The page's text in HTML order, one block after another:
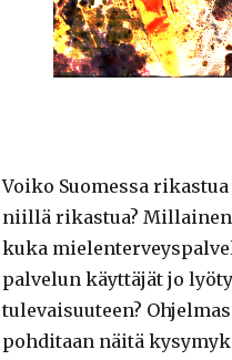
Voiko Suomessa
niillä rikastua?
kuka
palvelun käyttäjät jo
tulevaisuuteen?
pohditaan näitä